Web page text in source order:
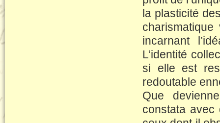
la plasticité
incarnant
L’identité
si elle est
redoutable
Que
constata